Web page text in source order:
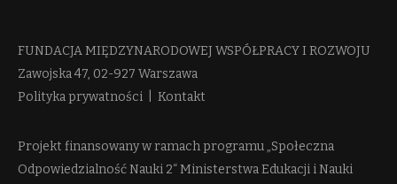
FUNDACJA MIĘDZYNARODOWEJ WSPÓŁPRACY I ROZWOJU​
Zawojska 47, 02-927 Warszawa
Polityka prywatności
Kontakt
Projekt finansowany w ramach programu „Społeczna
Odpowiedzialność Nauki 2“ Ministerstwa Edukacji i Nauki